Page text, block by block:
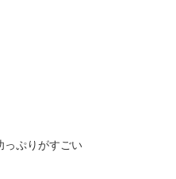
っぷりがすごい